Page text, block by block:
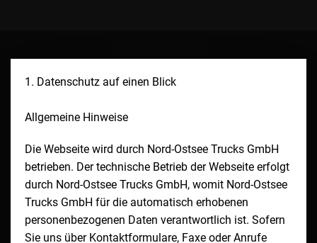
1. Datenschutz auf einen Blick
Allgemeine Hinweise
Die Webseite wird durch Nord-Ostsee Trucks GmbH
betrieben. Der technische Betrieb der Webseite erfolgt
durch Nord-Ostsee Trucks GmbH, womit Nord-Ostsee
Trucks GmbH für die automatisch erhobenen
personenbezogenen Daten verantwortlich ist. Sofern
Sie uns über Kontaktformulare, Faxe oder Anrufe